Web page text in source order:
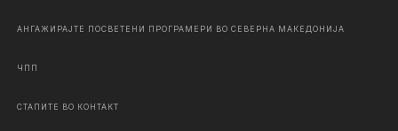
АНГАЖИРАЈТЕ ПОСВЕТЕНИ ПРОГРАМЕРИ ВО СЕВЕРНА МАКЕДОНИЈА
ЧПП
СТАПИТЕ ВО КОНТАКТ